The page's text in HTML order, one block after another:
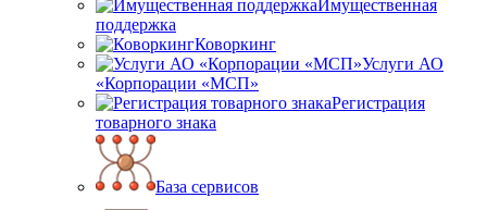
Имущественная
поддержка
Коворкинг
Услуги АО
«Корпорации «МСП»
Регистрация
товарного знака
База сервисов